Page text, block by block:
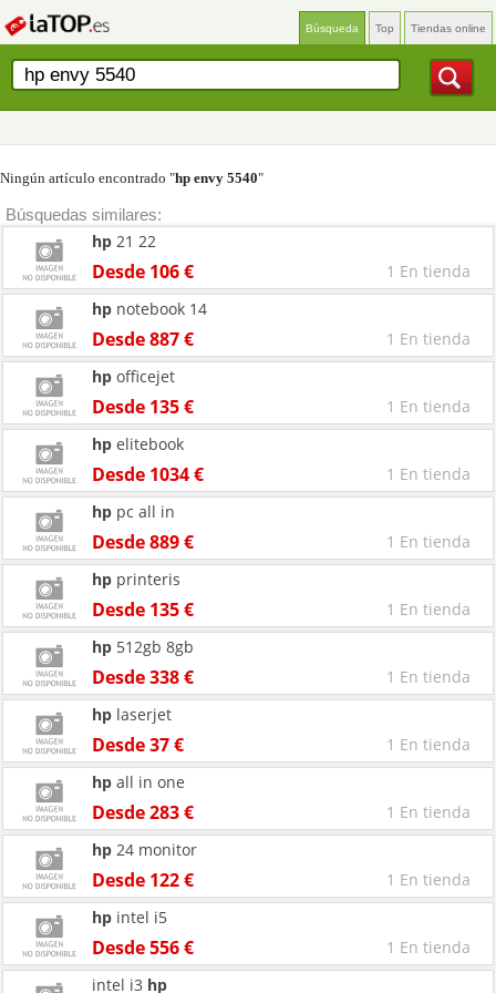
Búsqueda Top Tiendas online
Ningún artículo encontrado "hp envy 5540"
Búsquedas similares:
Desde 106 € 1 En tienda
hp 21 22
Desde 887 € 1 En tienda
hp notebook 14
Desde 135 € 1 En tienda
hp officejet
Desde 1034 € 1 En tienda
hp elitebook
Desde 889 € 1 En tienda
hp pc all in
Desde 135 € 1 En tienda
hp printeris
Desde 338 € 1 En tienda
hp 512gb 8gb
Desde 37 € 1 En tienda
hp laserjet
Desde 283 € 1 En tienda
hp all in one
Desde 122 € 1 En tienda
hp 24 monitor
Desde 556 € 1 En tienda
hp intel i5
intel i3 hp